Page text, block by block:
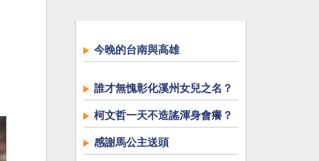
今晚的台南與高雄
誰才無愧彰化溪州女兒之名？
柯文哲一天不造謠渾身會癢？
感謝馬公主送頭